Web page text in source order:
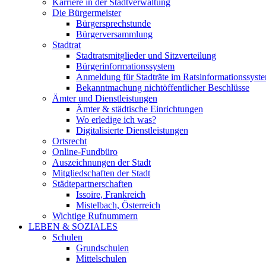
Karriere in der Stadtverwaltung
Die Bürgermeister
Bürgersprechstunde
Bürgerversammlung
Stadtrat
Stadtratsmitglieder und Sitzverteilung
Bürgerinformationssystem
Anmeldung für Stadträte im
Bekanntmachung nichtöffentlicher Beschlüsse
Ämter und Dienstleistungen
Ämter & städtische Einrichtungen
Wo erledige ich was?
Digitalisierte Dienstleistungen
Ortsrecht
Online-Fundbüro
Auszeichnungen der Stadt
Mitgliedschaften der Stadt
Städtepartnerschaften
Issoire, Frankreich
Mistelbach, Österreich
Wichtige Rufnummern
LEBEN & SOZIALES
Schulen
Grundschulen
Mittelschulen